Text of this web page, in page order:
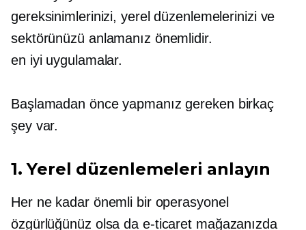
gereksinimlerinizi, yerel düzenlemelerinizi ve
sektörünüzü anlamanız önemlidir.
en iyi uygulamalar.
Başlamadan önce yapmanız gereken birkaç
şey var.
1. Yerel düzenlemeleri anlayın
Her ne kadar önemli bir operasyonel
özgürlüğünüz olsa da e-ticaret mağazanızda